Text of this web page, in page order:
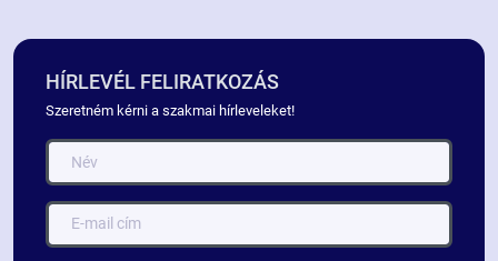
HÍRLEVÉL FELIRATKOZÁS
Szeretném kérni a szakmai hírleveleket!